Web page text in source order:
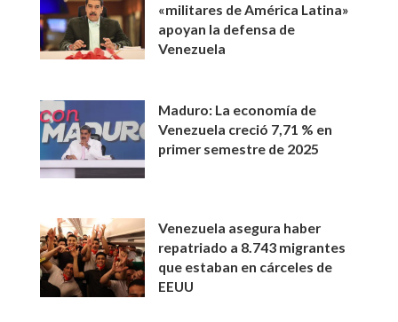
«militares de América Latina»
apoyan la defensa de
Venezuela
Maduro: La economía de
Venezuela creció 7,71 % en
primer semestre de 2025
Venezuela asegura haber
repatriado a 8.743 migrantes
que estaban en cárceles de
EEUU